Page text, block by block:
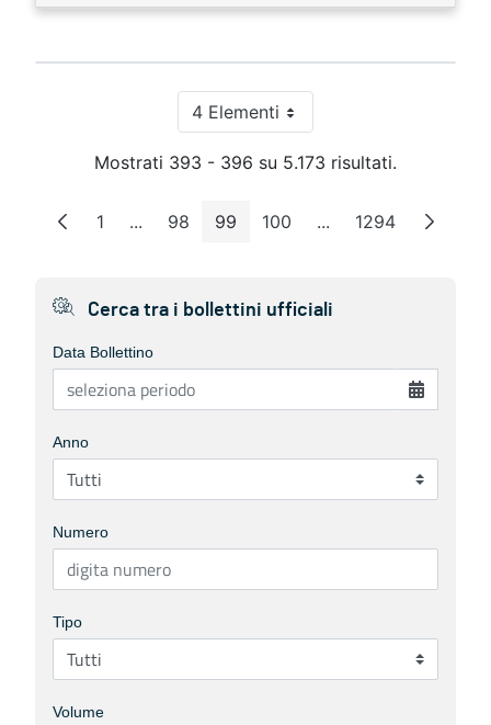
4 ElementiPer pagina
Mostrati 393 - 396 su 5.173 risultati.
Pagina
1 ...Pagine intermedie
Pagina
98 Pagina
99 Pagina
100 ...Pagine intermedie
Pagina
1294
Cerca tra i bollettini ufficiali
Data Bollettino
Anno
Numero
Tipo
Volume